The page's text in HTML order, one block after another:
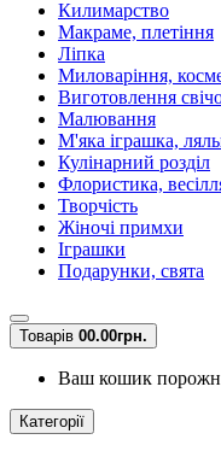
Килимарство
Макраме, плетіння
Ліпка
Миловаріння,
Виготовлення
Малювання
М'яка іграшка,
Кулінарний розділ
Флористика,
Творчість
Жіночі примхи
Іграшки
Подарунки, свята
Товарів 00.00грн.
Ваш кошик
Категорії